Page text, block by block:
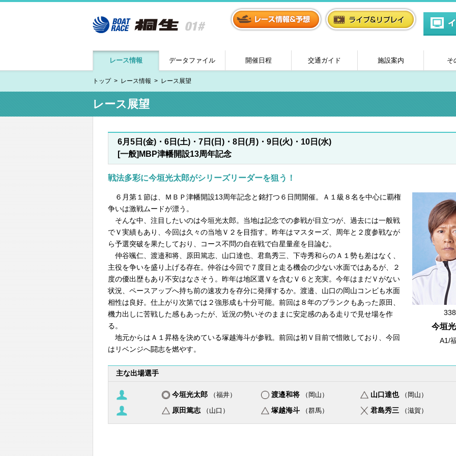
レース情報 データファイル 開催日程 交通ガイド 施設案内 そ
トップ レース情報 レース展望
レース展望
6月5日(金)・6日(土)・7日(日)・8日(月)・9日(火)・10日(水)
[一般]MBP津幡開設13周年記念
戦法多彩に今垣光太郎がシリーズリーダーを狙う！
６月第１節は、ＭＢＰ津幡開設13周年記念と銘打つ６日間開催。Ａ１級８名を中心に覇権
争いは激戦ムードが漂う。
そんな中、注目したいのは今垣光太郎。当地は記念での参戦が目立つが、過去には一般戦
でＶ実績もあり、今回は久々の当地Ｖ２を目指す。昨年はマスターズ、周年と２度参戦なが
ら予選突破を果たしており、コース不問の自在戦で白星量産を目論む。
仲谷颯仁、渡邉和将、原田篤志、山口達也、君島秀三、下寺秀和らのＡ１勢も差はなく、
主役を争いを盛り上げる存在。仲谷は今回で７度目と走る機会の少ない水面ではあるが、２
度の優出歴もあり不安はなさそう。昨年は地区選Ｖを含むＶ６と充実。今年はまだＶがない
状況、ペースアップへ持ち前の速攻力を存分に発揮するか。渡邉、山口の岡山コンビも水面
相性は良好。仕上がり次第では２強形成も十分可能。前回は８年のブランクもあった原田、
機力出しに苦戦した感もあったが、近況の勢いそのままに安定感のある走りで見せ場を作
る。
地元からはＡ１昇格を決めている塚越海斗が参戦。前回は初Ｖ目前で惜敗しており、今回
はリベンジへ闘志を燃やす。
今垣
A1/
主な出場選手
今垣光太郎 （福井） 渡邉和将 （岡山） 山口達也 （岡山）
原田篤志 （山口） 塚越海斗 （群馬） 君島秀三 （滋賀）